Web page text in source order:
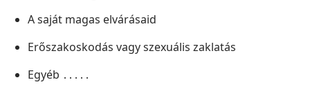
A saját magas elvárásaid
Erőszakoskodás vagy szexuális zaklatás
Egyéb ․․․․․